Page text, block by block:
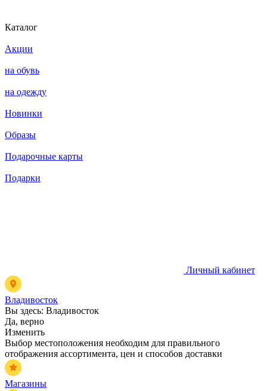
Каталог
Акции
на обувь
на одежду
Новинки
Образы
Подарочные карты
Подарки
Личный кабинет
Владивосток
Вы здесь: Владивосток
Да, верно
Изменить
Выбор местоположения необходим для правильного
отображения ассортимента, цен и способов доставки
Магазины